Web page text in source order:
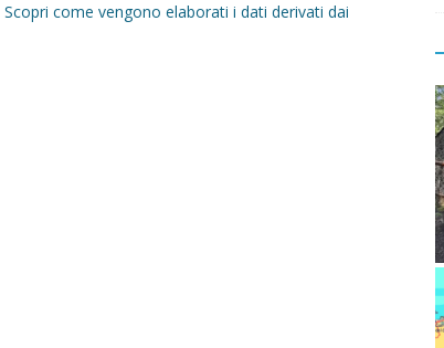
Scopri come vengono elaborati i dati derivati dai